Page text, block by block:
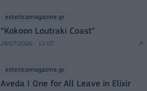
esteticamagazine.gr
“Kokoon Loutraki Coast”
28/07/2026 - 12:07
esteticamagazine.gr
Aveda I One for All Leave in Elixir